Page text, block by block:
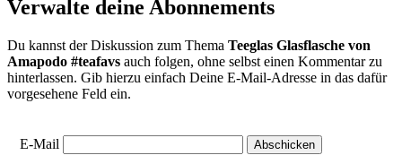
Verwalte deine Abonnements
Du kannst der Diskussion zum Thema Teeglas Glasflasche von
Amapodo #teafavs auch folgen, ohne selbst einen Kommentar zu
hinterlassen. Gib hierzu einfach Deine E-Mail-Adresse in das dafür
vorgesehene Feld ein.
E-Mail